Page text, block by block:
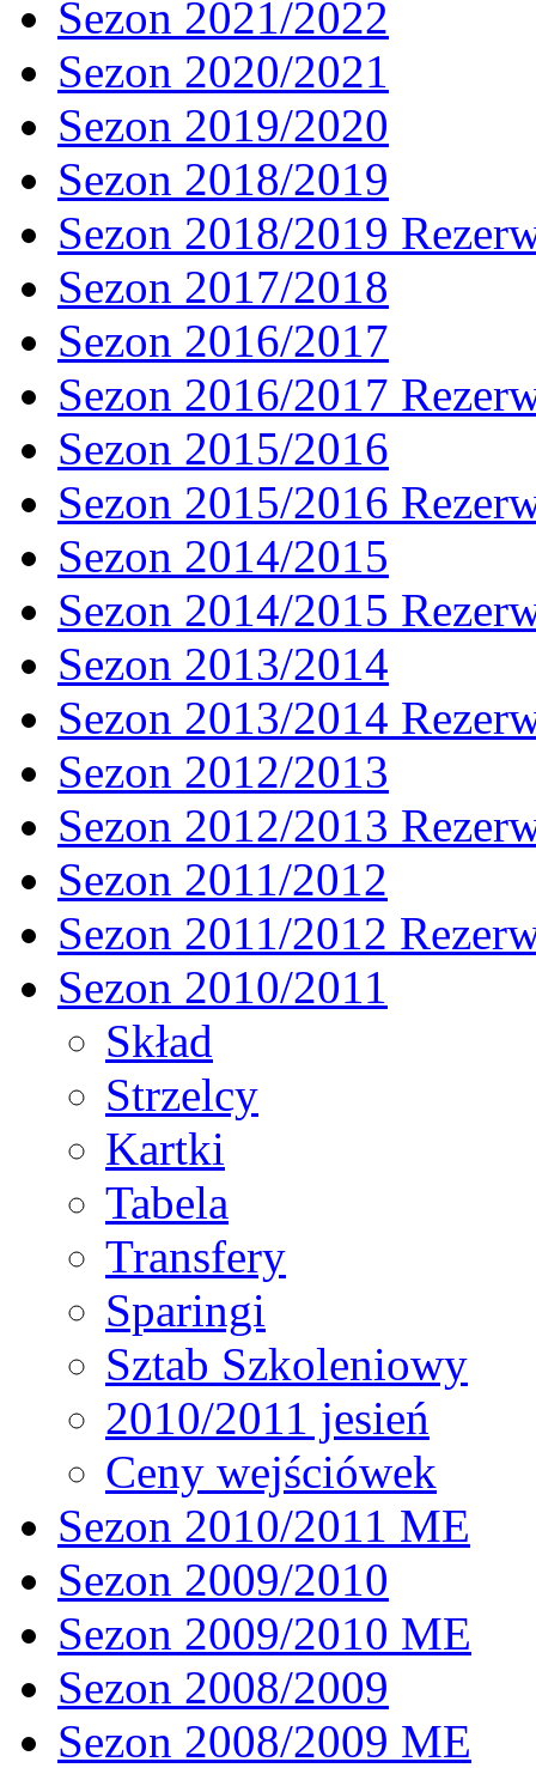
Sezon 2021/2022
Sezon 2020/2021
Sezon 2019/2020
Sezon 2018/2019
Sezon 2018/2019
Sezon 2017/2018
Sezon 2016/2017
Sezon 2016/2017
Sezon 2015/2016
Sezon 2015/2016
Sezon 2014/2015
Sezon 2014/2015
Sezon 2013/2014
Sezon 2013/2014
Sezon 2012/2013
Sezon 2012/2013
Sezon 2011/2012
Sezon 2011/2012
Sezon 2010/2011
Skład
Strzelcy
Kartki
Tabela
Transfery
Sparingi
Sztab Szkoleniowy
2010/2011 jesień
Ceny wejściówek
Sezon 2010/2011 ME
Sezon 2009/2010
Sezon 2009/2010 ME
Sezon 2008/2009
Sezon 2008/2009 ME